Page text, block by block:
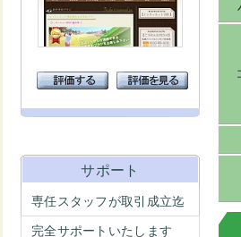
サポート
専任スタッフが取引成立迄
完全サポートいたします